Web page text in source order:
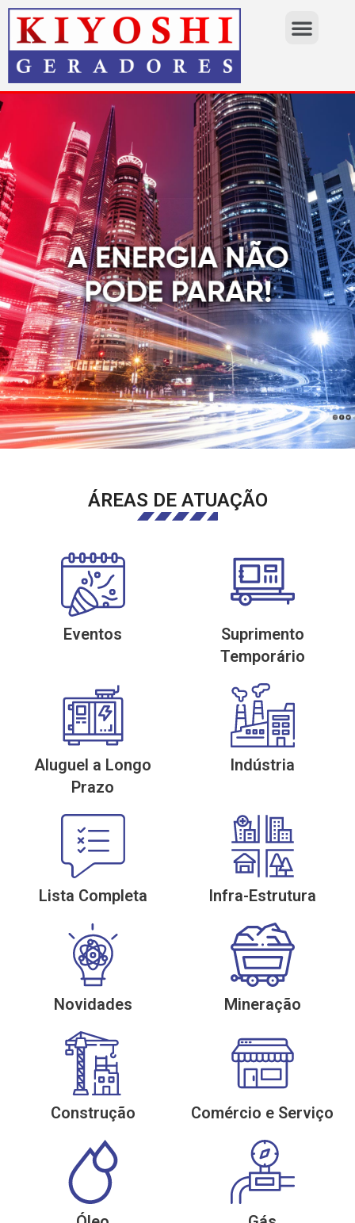
ÁREAS DE ATUAÇÃO
Eventos
Suprimento
Temporário
Aluguel a Longo
Prazo
Indústria
Lista Completa Infra-Estrutura
Novidades Mineração
Construção Comércio e Serviço